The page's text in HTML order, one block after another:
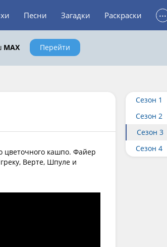
Песни Загадки Раскраски ...
MAX Перейти
цветочного кашпо. Файер
Верте, Шпуле и
Сезон 1
Сезон 2
Сезон 3
Сезон 4